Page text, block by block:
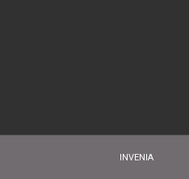
INVENIA